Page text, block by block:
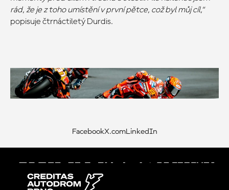
rád, že je z toho umístění v první pětce, což byl můj cíl,“
popisuje čtrnáctiletý Durdis.
FacebookX.comLinkedIn